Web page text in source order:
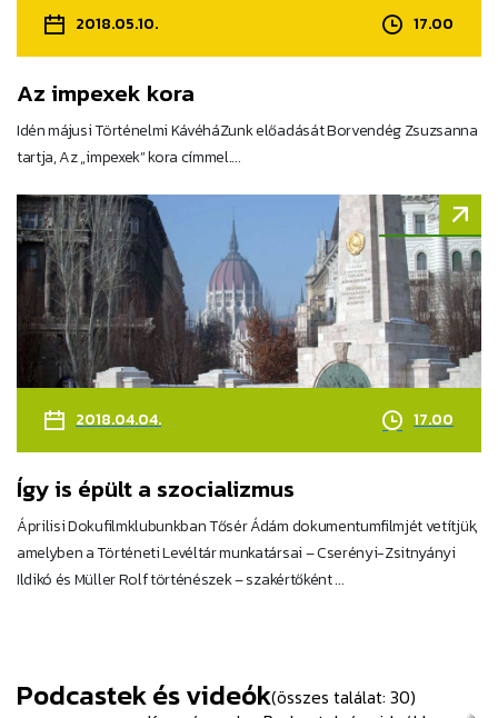
2018.05.10. 17.00
Az impexek kora
Idén májusi Történelmi KávéháZunk előadását Borvendég Zsuzsanna
tartja, Az „impexek” kora címmel....
2018.04.04. 17.00
Így is épült a szocializmus
Áprilisi Dokufilmklubunkban Tősér Ádám dokumentumfilmjét vetítjük,
amelyben a Történeti Levéltár munkatársai – Cserényi-Zsitnyányi
Ildikó és Müller Rolf történészek – szakértőként ...
Podcastek és videók(összes találat: 30)